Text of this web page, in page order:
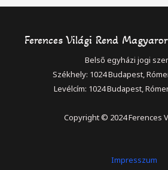
Ferences Világi Rend
Belső egyházi jogi
Székhely: 1024 Budapest,
Levélcím: 1024 Budapest,
Copyright © 2024 Ferences
Impresszum